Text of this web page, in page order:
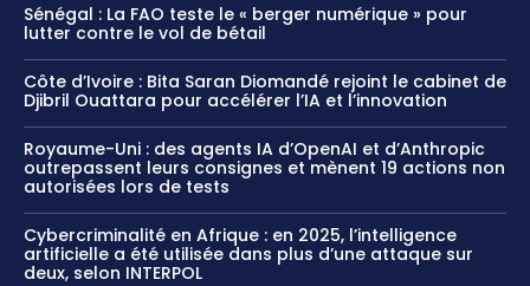
Sénégal : La FAO teste le « berger numérique » pour
lutter contre le vol de bétail
Côte d’Ivoire : Bita Saran Diomandé rejoint le cabinet de
Djibril Ouattara pour accélérer l’IA et l’innovation
Royaume-Uni : des agents IA d’OpenAI et d’Anthropic
outrepassent leurs consignes et mènent 19 actions non
autorisées lors de tests
Cybercriminalité en Afrique : en 2025, l’intelligence
artificielle a été utilisée dans plus d’une attaque sur
deux, selon INTERPOL